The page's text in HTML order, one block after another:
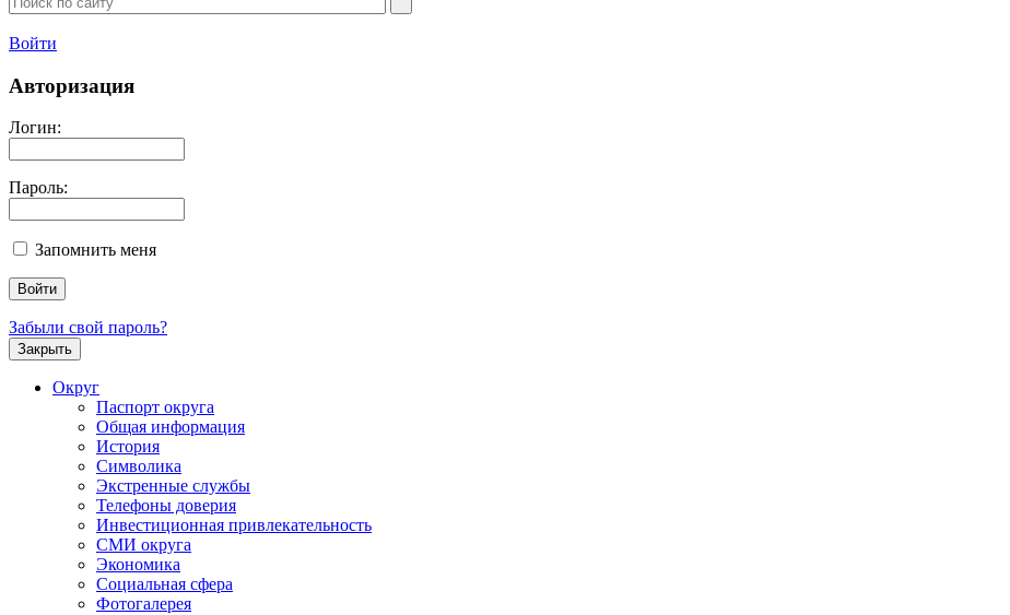
Войти
Авторизация
Логин:
Пароль:
Запомнить меня
Забыли свой пароль?
Закрыть
Округ
Паспорт округа
Общая информация
История
Символика
Экстренные службы
Телефоны доверия
Инвестиционная привлекательность
СМИ округа
Экономика
Социальная сфера
Фотогалерея